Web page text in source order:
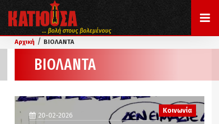
... βολή στους βολεμένους
Αρχική / ΒΙΟΛΑΝΤΑ
ΒΙΟΛΑΝΤΑ
Κοινωνία
20-02-2026